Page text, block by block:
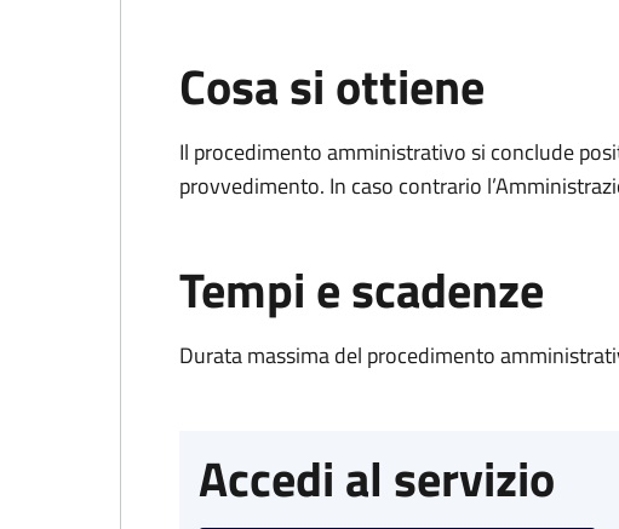
Cosa si ottiene
Il procedimento amministrativo si conclude
provvedimento. In caso contrario
Tempi e scadenze
Durata massima del procedimento
Accedi al servizio